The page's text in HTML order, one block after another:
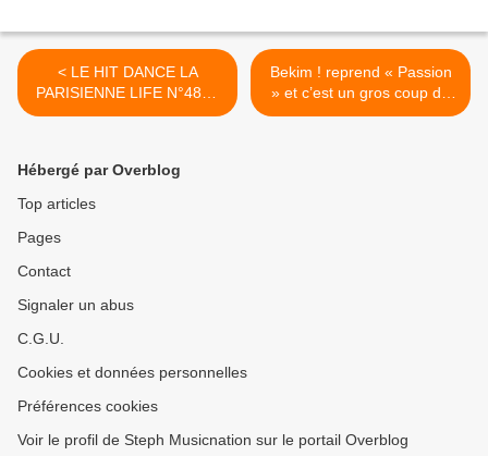
< LE HIT DANCE LA
PARISIENNE LIFE N°480 -
23 MAI 2025
Bekim ! reprend « Passion
» et c’est un gros coup de
cœur ! >
Hébergé par Overblog
Top articles
Pages
Contact
Signaler un abus
C.G.U.
Cookies et données personnelles
Préférences cookies
Voir le profil de Steph Musicnation sur le portail Overblog